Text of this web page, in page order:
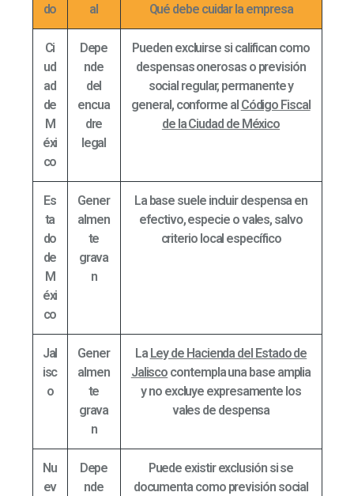
do
al
Qué debe cuidar la empresa
Ci
ud
ad
de
M
éxi
co
Depe
nde
del
encua
dre
legal
Pueden excluirse si califican como
despensas onerosas o previsión
social regular, permanente y
general, conforme al Código Fiscal
de la Ciudad de México
Es
ta
do
de
M
éxi
co
Gener
almen
te
grava
n
La base suele incluir despensa en
efectivo, especie o vales, salvo
criterio local específico
Jal
isc
o
Gener
almen
te
grava
n
LaLey de Hacienda del Estado de
Jalisco contempla una base amplia
y no excluye expresamente los
vales de despensa
Nu
ev
Depe
nde
Puede existir exclusión si se
documenta como previsión social